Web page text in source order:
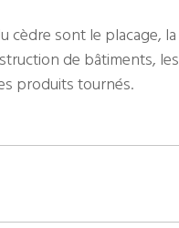
cèdre sont le placage, la
de bâtiments, les
produits tournés.